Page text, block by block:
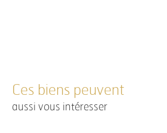
Ces biens peuvent
aussi vous intéresser